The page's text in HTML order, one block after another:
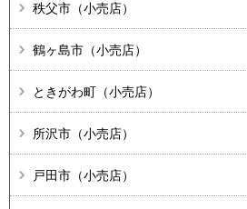
秩父市（小売店）
鶴ヶ島市（小売店）
ときがわ町（小売店）
所沢市（小売店）
戸田市（小売店）